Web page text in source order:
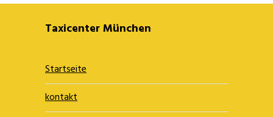
Taxicenter München
Startseite
kontakt